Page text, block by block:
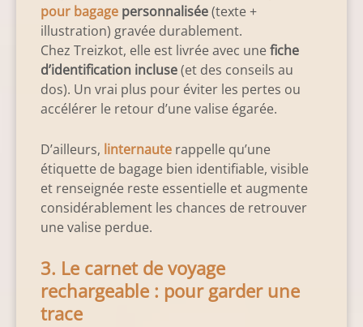
pour bagage personnalisée(texte +
illustration) gravée durablement.
Chez Treizkot, elle est livrée avec une fiche
d’identification incluse(et des conseils au
dos). Un vrai plus pour éviter les pertes ou
accélérer le retour d’une valise égarée.
D’ailleurs, linternaute rappelle qu’une
étiquette de bagage bien identifiable, visible
et renseignée reste essentielle et augmente
considérablement les chances de retrouver
une valise perdue.
3. Le carnet de voyage
rechargeable : pour garder une
trace